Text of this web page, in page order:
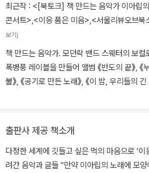
최근작 : <[북토크] 책 만드는 음악가 이아립
콘서트> <이응 품은 미음> <서울리뷰오브북
보기)
책 만드는 음악가. 모던락 밴드 스웨터의 보
폭병풍 레이블을 만들어 앨범 《반도의 끝》,
불》, 《공기로 만든 노래》, 《이 밤, 우리들의
출판사 제공 책소개
다정한 세계에 깃들고 싶은 먹의 마음으로 ‘이
려간 음악과 글들 “만약 이아립의 노래에 모양이 있다면” ○ 한 때 책